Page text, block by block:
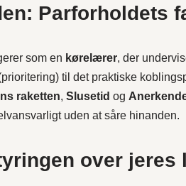
Parforholdets
som en kørelærer, der
til det praktiske
raketten, Slusetid og
uden at såre hinanden.
over jeres